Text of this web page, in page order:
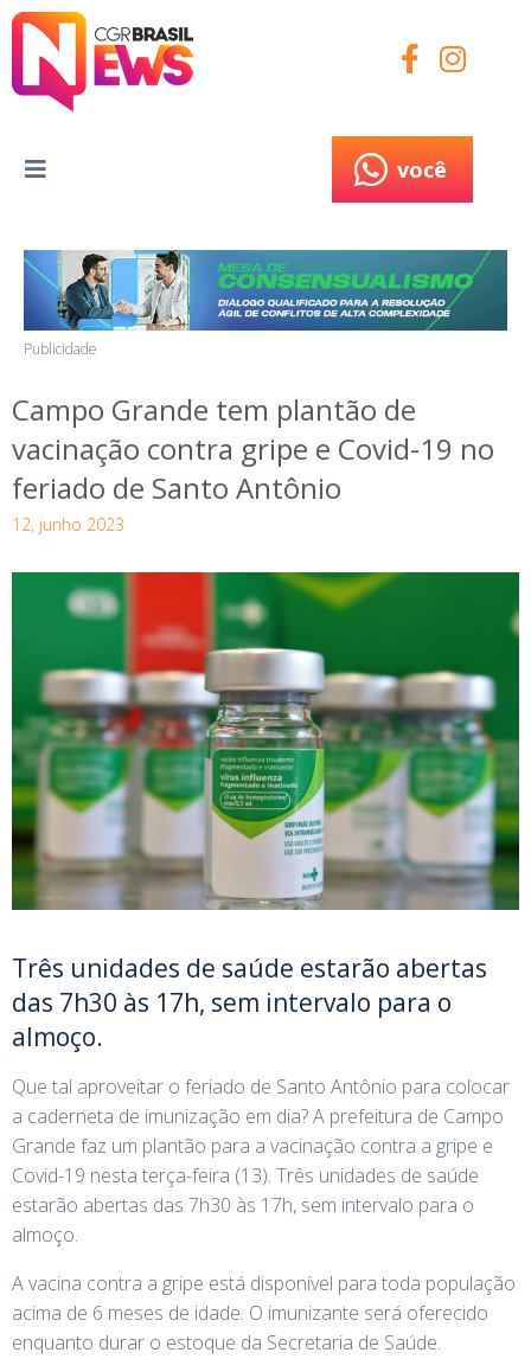
você
Publicidade
Campo Grande tem plantão de
vacinação contra gripe e Covid-19 no
feriado de Santo Antônio
12, junho 2023
Três unidades de saúde estarão abertas
das 7h30 às 17h, sem intervalo para o
almoço.
Que tal aproveitar o feriado de Santo Antônio para colocar
a caderneta de imunização em dia? A prefeitura de Campo
Grande faz um plantão para a vacinação contra a gripe e
Covid-19 nesta terça-feira (13). Três unidades de saúde
estarão abertas das 7h30 às 17h, sem intervalo para o
almoço.
A vacina contra a gripe está disponível para toda população
acima de 6 meses de idade. O imunizante será oferecido
enquanto durar o estoque da Secretaria de Saúde.